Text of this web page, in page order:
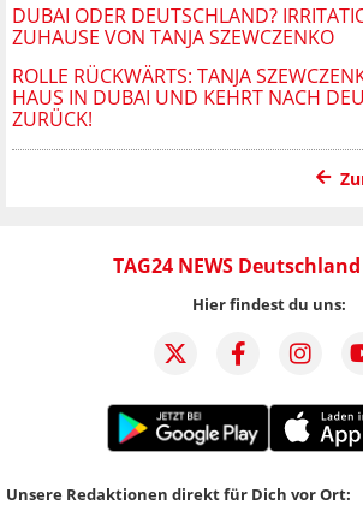
DUBAI ODER DEUTSCHLAND?
ZUHAUSE VON TANJA SZEWCZENKO
ROLLE RÜCKWÄRTS: TANJA
HAUS IN DUBAI UND KEHRT NACH
ZURÜCK!
TAG24 NEWS
Hier findest du uns:
Unsere Redaktionen direkt für Dich vor Ort: